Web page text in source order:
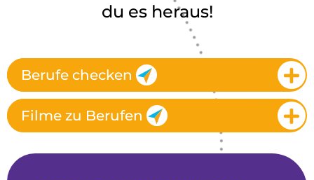
du es heraus!
Berufe checken
Filme zu Berufen